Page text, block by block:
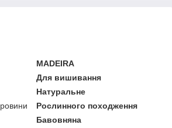
MADEIRA
Для вишивання
Натуральне
Рослинного походження
Бавовняна